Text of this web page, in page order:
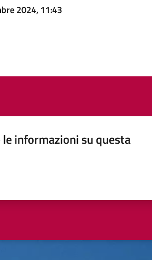
2024, 11:43
informazioni su questa